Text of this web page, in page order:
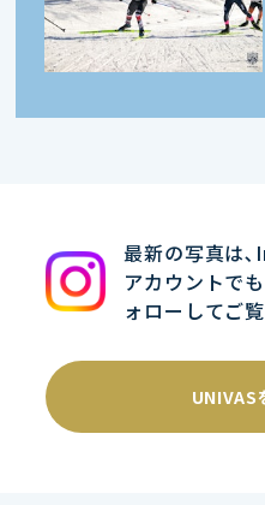
最新の写真は
アカウントで
ォローしてご
UNIVAS